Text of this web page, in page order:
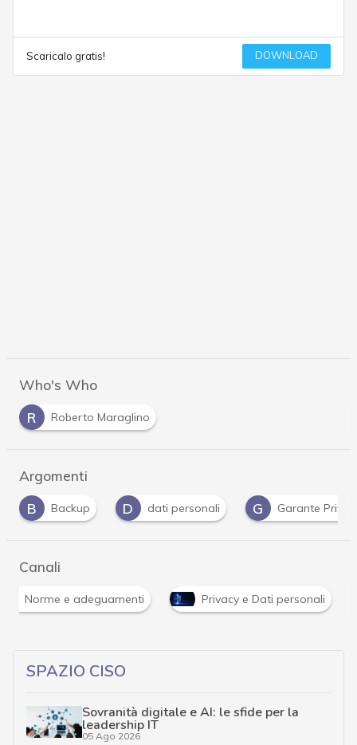
Scaricalo gratis! DOWNLOAD
Who's Who
R
Roberto Maraglino
Argomenti
D
dati personali G Garante Privacy G Gdpr
Canali
Norme e adeguamenti Privacy e Dati personali
SPAZIO CISO
Sovranità digitale e AI: le sfide per la
leadership IT
05 Ago 2026